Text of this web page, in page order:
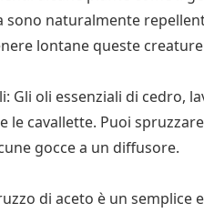
sono naturalmente
lontane queste
Gli oli essenziali di cedro,
le cavallette. Puoi
gocce a un diffusore.
di aceto è un semplice